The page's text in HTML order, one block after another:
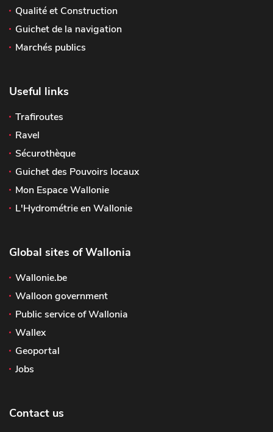
Qualité et Construction
Guichet de la navigation
Marchés publics
Useful links
Trafiroutes
Ravel
Sécurothèque
Guichet des Pouvoirs locaux
Mon Espace Wallonie
L'Hydrométrie en Wallonie
Global sites of Wallonia
Wallonie.be
Walloon government
Public service of Wallonia
Wallex
Geoportal
Jobs
Contact us